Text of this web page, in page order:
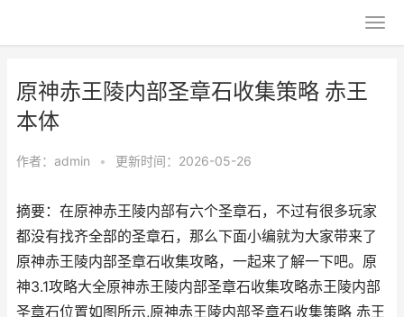
原神赤王陵内部圣章石收集策略 赤王
本体
作者： admin • 更新时间：2026-05-26
摘要：在原神赤王陵内部有六个圣章石，不过有很多玩家
都没有找齐全部的圣章石，那么下面小编就为大家带来了
原神赤王陵内部圣章石收集攻略，一起来了解一下吧。原
神3.1攻略大全原神赤王陵内部圣章石收集攻略赤王陵内部
圣章石位置如图所示,原神赤王陵内部圣章石收集策略 赤王